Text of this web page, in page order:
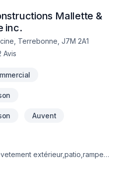
Mallette &
inc.
Terrebonne, J7M 2A1
Avis
Auvent
extérieur,patio,rampe